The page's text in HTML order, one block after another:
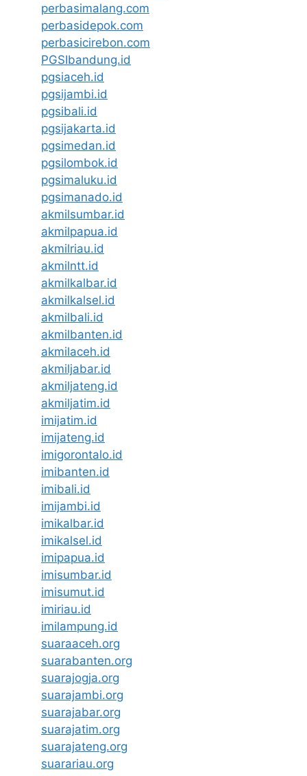
perbasimalang.com
perbasidepok.com
perbasicirebon.com
PGSIbandung.id
pgsiaceh.id
pgsijambi.id
pgsibali.id
pgsijakarta.id
pgsimedan.id
pgsilombok.id
pgsimaluku.id
pgsimanado.id
akmilsumbar.id
akmilpapua.id
akmilriau.id
akmilntt.id
akmilkalbar.id
akmilkalsel.id
akmilbali.id
akmilbanten.id
akmilaceh.id
akmiljabar.id
akmiljateng.id
akmiljatim.id
imijatim.id
imijateng.id
imigorontalo.id
imibanten.id
imibali.id
imijambi.id
imikalbar.id
imikalsel.id
imipapua.id
imisumbar.id
imisumut.id
imiriau.id
imilampung.id
suaraaceh.org
suarabanten.org
suarajogja.org
suarajambi.org
suarajabar.org
suarajatim.org
suarajateng.org
suarariau.org